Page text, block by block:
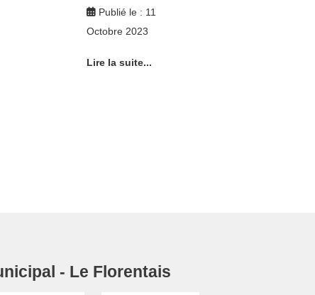
Publié le : 11
Octobre 2023
Lire la suite...
- Le Florentais